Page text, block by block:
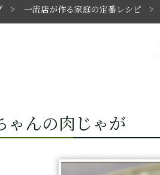
一流店が作る家庭の定番レシピ
ゃんの肉じゃが